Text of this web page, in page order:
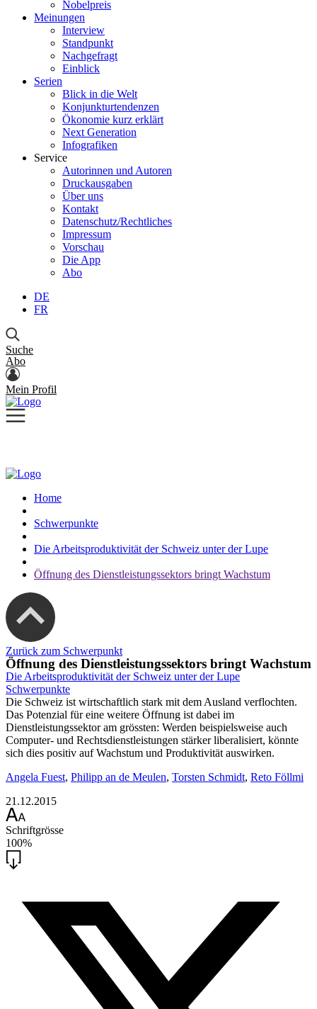
Nobelpreis
Meinungen
Interview
Standpunkt
Nachgefragt
Einblick
Serien
Blick in die Welt
Konjunkturtendenzen
Ökonomie kurz erklärt
Next Generation
Infografiken
Service
Autorinnen und Autoren
Druckausgaben
Über uns
Kontakt
Datenschutz/Rechtliches
Impressum
Vorschau
Die App
Abo
DE
FR
Suche
Abo
Mein Profil
Home
Schwerpunkte
Die Arbeitsproduktivität der Schweiz unter der Lupe
Öffnung des Dienstleistungssektors bringt Wachstum
Zurück zum Schwerpunkt
Öffnung des Dienstleistungssektors bringt Wachstum
Die Arbeitsproduktivität der Schweiz unter der Lupe
Schwerpunkte
Die Schweiz ist wirtschaftlich stark mit dem Ausland verflochten.
Das Potenzial für eine weitere Öffnung ist dabei im
Dienstleistungssektor am grössten: Werden beispielsweise auch
Computer- und Rechtsdienstleistungen stärker liberalisiert, könnte
sich dies positiv auf Wachstum und Produktivität auswirken.
Angela Fuest, Philipp an de Meulen, Torsten Schmidt, Reto Föllmi
21.12.2015
Schriftgrösse
100%